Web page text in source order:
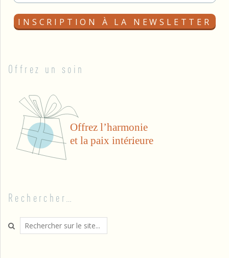
Offrez un soin
Rechercher…
Search